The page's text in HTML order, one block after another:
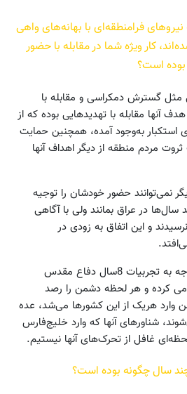
فرامنطقه‌ای با بهانه‌های واهی
کار ویژه شما در مقابله با حضور
بوده است؟
مثل گسترش دمکراسی و مقابله با
آنها مقابله با تهدیدهایی بوده که از
به‌وجود آمده، همچنین حمایت
مردم منطقه از دیگر اهداف آنها
نمی‌توانند حضور خودشان را توجیه
سال‌ها در عراق بمانند ولی با آگاهی
و این اتفاق به زودی در
ما هم در مقابله با آنها با توجه به تجربیات 8سال دفاع مقدس
کرده و هر لحظه دشمن را رصد
وارد هریک از این کشورها می‌شد، عده
شناورهای آنها که وارد خلیج‌فارس
غافل از تحرک‌های آنها نیستیم.
سال چگونه بوده است؟